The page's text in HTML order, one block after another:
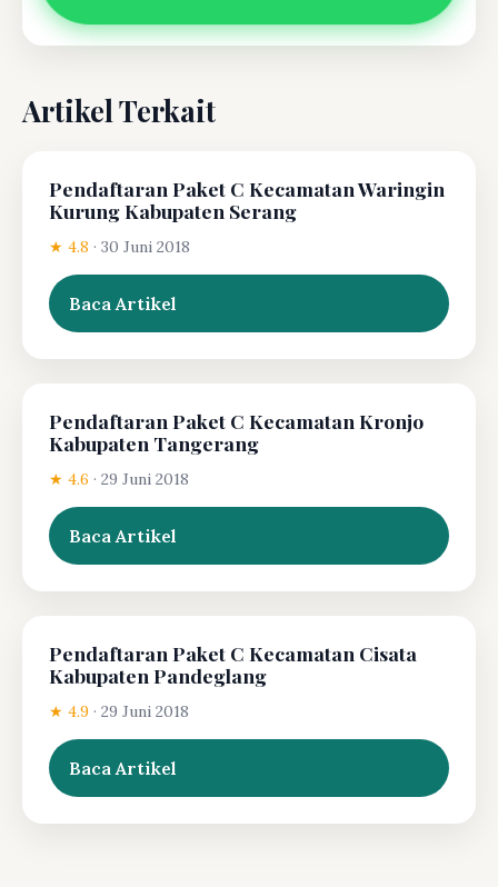
Artikel Terkait
Pendaftaran Paket C Kecamatan Waringin
Kurung Kabupaten Serang
★ 4.8 · 30 Juni 2018
Baca Artikel
Pendaftaran Paket C Kecamatan Kronjo
Kabupaten Tangerang
★ 4.6 · 29 Juni 2018
Baca Artikel
Pendaftaran Paket C Kecamatan Cisata
Kabupaten Pandeglang
★ 4.9 · 29 Juni 2018
Baca Artikel